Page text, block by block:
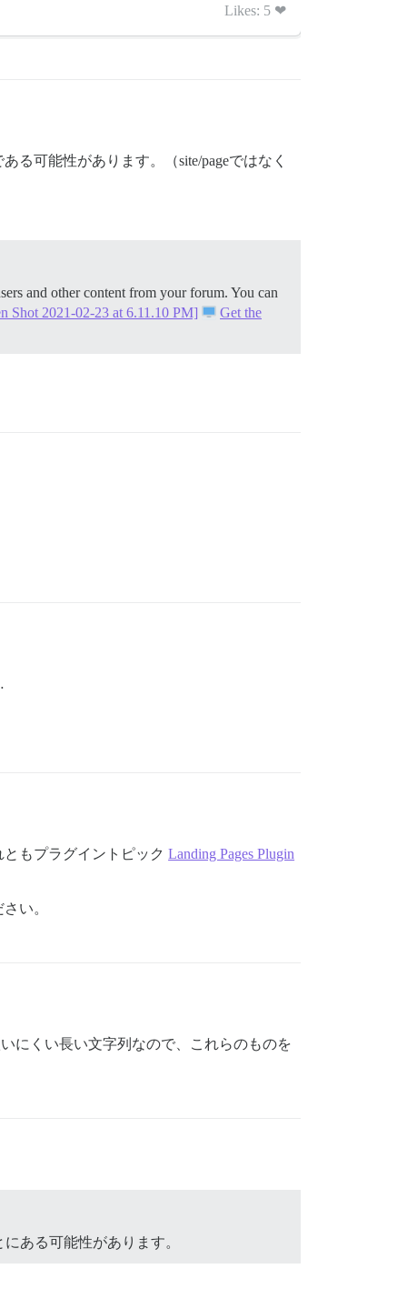
Likes: 5 ❤
可能性があります。（site/pageではなく
and other content from your forum. You can
Shot 2021-02-23 at 6.11.10 PM]
Get the
ともプラグイントピックLanding Pages Plugin
い。
にくい長い文字列なので、これらのものを
ある可能性があります。